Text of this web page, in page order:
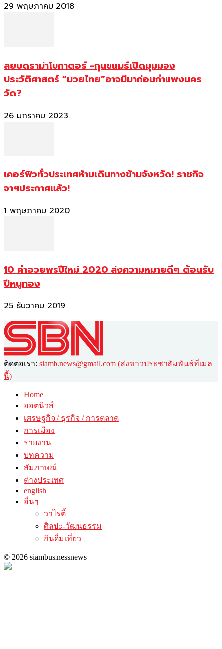
29 พฤษภาคม 2018
สยบดราม่าโบกาตอร์ -กุนขแมร์เปิดมุมมอง
ประวัติศาสตร์ “มวยไทย”อาจมีมาก่อนกำแพงนคร
วัด?
26 มกราคม 2023
เคอร์ฟิวทั่วประเทศห้ามเดินทางข้ามจังหวัด! ราชกิจ
จาฯประกาศแล้ว!
1 พฤษภาคม 2020
10 คำอวยพรปีใหม่ 2020 ส่งความหมายดีๆ ต้อนรับ
ปีหนูทอง
25 ธันวาคม 2019
ติดต่อเรา: siamb.news@gmail.com (ส่งข่าวประชาสัมพันธ์ที่เมล
นี้)
Home
ฮอตนิวส์
เศรษฐกิจ / ธุรกิจ / การตลาด
การเมือง
รายงาน
บทความ
สัมภาษณ์
ต่างประเทศ
english
อื่นๆ
วาไรตี้
ศิลปะ-วัฒนธรรม
กินดื่มเที่ยว
© 2026 siambusinessnews